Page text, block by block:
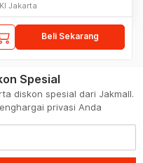
Jakarta
Beli Sekarang
Spesial
diskon spesial dari Jakmall.
privasi Anda